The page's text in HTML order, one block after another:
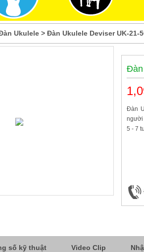
Ukulele > Đàn Ukulele Deviser UK-21-
Đàn
Đàn
người
5 - 7
số kỹ thuật Video Clip